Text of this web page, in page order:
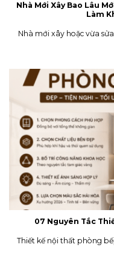
Nhà Mới Xây Bao Lâu
Làm
Nhà mới xây hoặc vừa
07 Nguyên Tắc
Thiết kế nội thất phòng